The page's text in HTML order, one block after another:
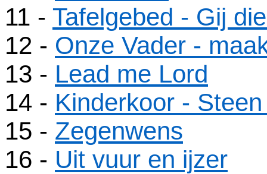
11 - Tafelgebed - Gij
12 - Onze Vader -
13 - Lead me Lord
14 - Kinderkoor -
15 - Zegenwens
16 - Uit vuur en ijzer